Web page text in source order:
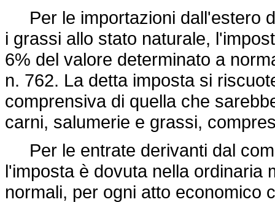
Per le importazioni dall'estero
i grassi allo stato naturale,
6% del valore determinato a
n. 762. La detta imposta si
comprensiva di quella che
carni, salumerie e grassi,
Per le entrate derivanti dal
l'imposta è dovuta nella ordinaria
normali, per ogni atto economico